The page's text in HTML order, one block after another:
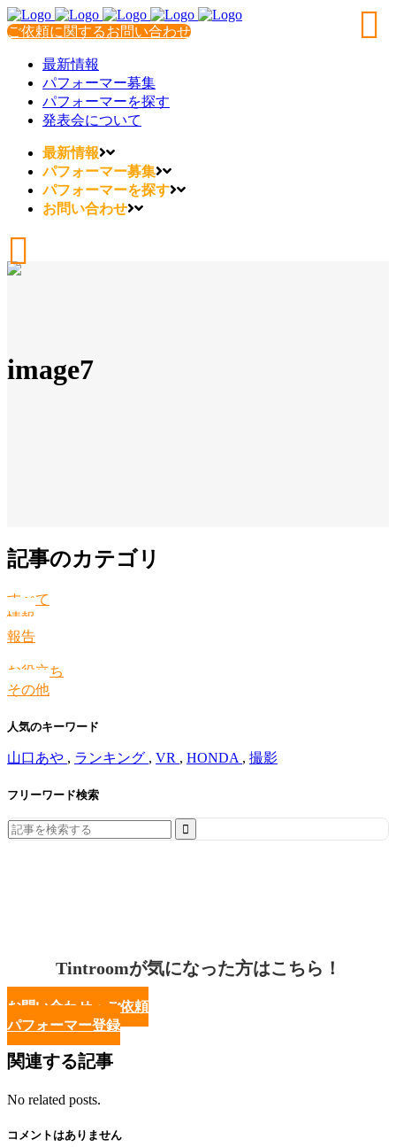
ご依頼に関するお問い合わせ
最新情報
パフォーマー募集
パフォーマーを探す
発表会について
最新情報
パフォーマー募集
パフォーマーを探す
お問い合わせ
image7
記事のカテゴリ
すべて
情報
報告
お役立ち
その他
人気のキーワード
山口あや , ランキング , VR , HONDA , 撮影
フリーワード検索
Search
for:
Tintroomが気になった方はこちら！
お問い合わせ・ご依頼
パフォーマー登録
関連する記事
No related posts.
コメントはありません